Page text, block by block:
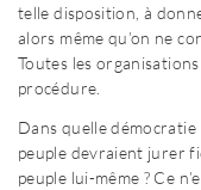
telle disposition, à
alors même qu’on ne
Toutes les
procédure.
Dans quelle
peuple devraient jurer
peuple lui-même ? Ce